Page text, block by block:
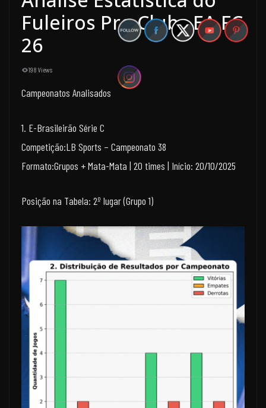
Fuleiros Pro Clubs EA FC
26
198 Views
Campeonatos Analisados
1. E-Brasileirão Série C
Competição:LB Sports – Campeonato 38
Formato:Grupos + Mata-Mata | 20 times | Início: 20/10/2025
Posição na Tabela: 2º lugar (Grupo 1)